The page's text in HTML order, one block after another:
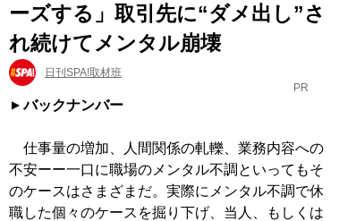
ーズする」取引先に“ダメ出し”さ
れ続けてメンタル崩壊
日刊SPA!取材班
バックナンバー
PR
仕事量の増加、人間関係の軋轢、業務内容への
不安ーー一口に職場のメンタル不調といってもそ
のケースはさまざまだ。実際にメンタル不調で休
職した個々のケースを掘り下げ、当人、もしくは